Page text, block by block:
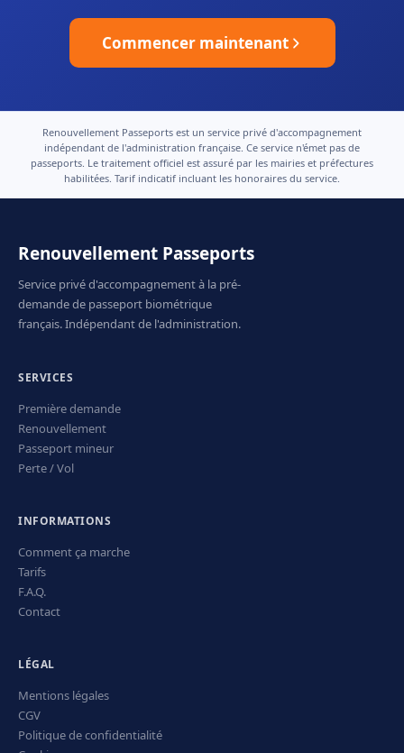
Commencer maintenant
Renouvellement Passeports est un service privé d'accompagnement
indépendant de l'administration française. Ce service n'émet pas de
passeports. Le traitement officiel est assuré par les mairies et préfectures
habilitées. Tarif indicatif incluant les honoraires du service.
Renouvellement Passeports
Service privé d'accompagnement à la pré-
demande de passeport biométrique
français. Indépendant de l'administration.
SERVICES
Première demande
Renouvellement
Passeport mineur
Perte / Vol
INFORMATIONS
Comment ça marche
Tarifs
F.A.Q.
Contact
LÉGAL
Mentions légales
CGV
Politique de confidentialité